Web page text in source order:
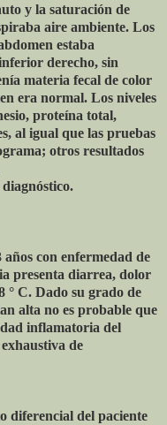
y la saturación de
aire ambiente. Los
estaba
derecho, sin
materia fecal de color
era normal. Los niveles
proteína total,
al igual que las pruebas
otros resultados
con enfermedad de
presenta diarrea, dolor
° C. Dado su grado de
alta no es probable que
inflamatoria del
de
diferencial del paciente